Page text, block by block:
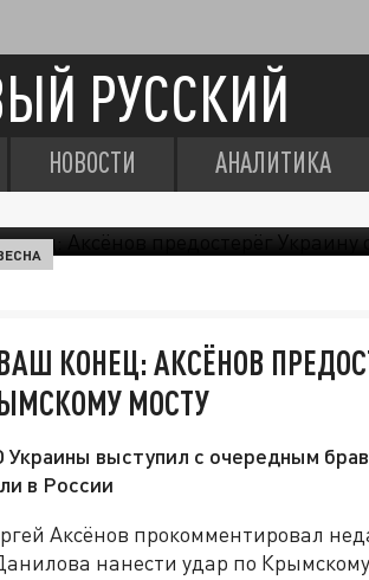
РУССКИЙ
НОВОСТИ АНАЛИТИКА
КОНЕЦ: АКСЁНОВ
МОСТУ
выступил с очередным
в России
Аксёнов прокомментировал
нанести удар по